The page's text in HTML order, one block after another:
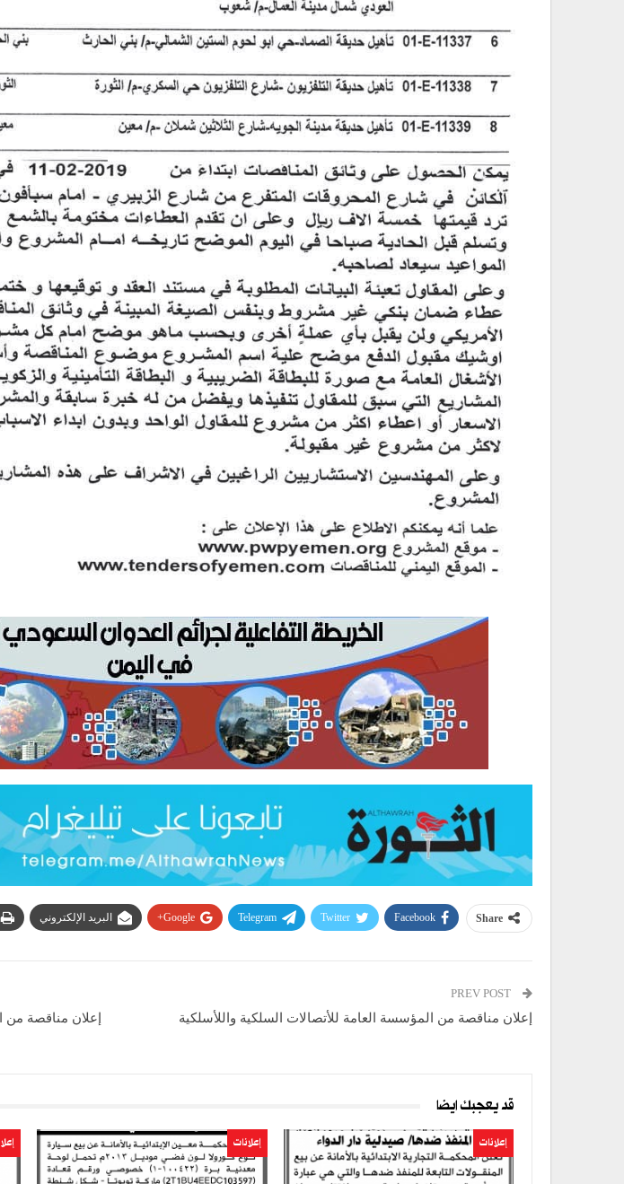
Share
Facebook
Twitter
Telegram
Google+ البريد الإلكتروني
إعلان مناقصة من المؤسسة العامة للأتصالات السلكية واللأسلكية
إعلان مناقصة
قد يعجبك ايضا
إعلانات إعلانات